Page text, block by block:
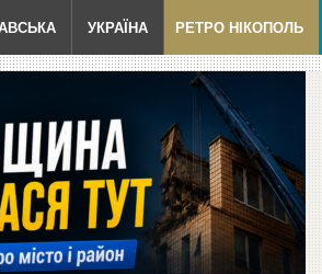
УКРАЇНА РЕТРО НІКОПОЛЬ